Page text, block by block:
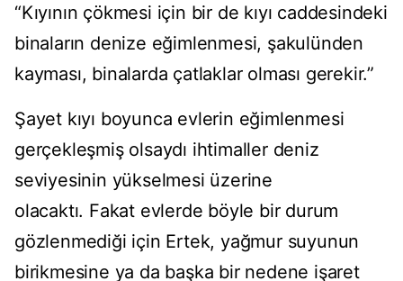
“Kıyının çökmesi için bir de kıyı caddesindeki
binaların denize eğimlenmesi, şakulünden
kayması, binalarda çatlaklar olması gerekir.”
Şayet kıyı boyunca evlerin eğimlenmesi
gerçekleşmiş olsaydı ihtimaller deniz
seviyesinin yükselmesi üzerine
olacaktı. Fakat evlerde böyle bir durum
gözlenmediği için Ertek, yağmur suyunun
birikmesine ya da başka bir nedene işaret